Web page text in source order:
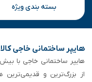
بسته بندی ویژه
هایپر ساختمانی خاجی‌
از بزرگ‌ترین و قدیمی‌ترین